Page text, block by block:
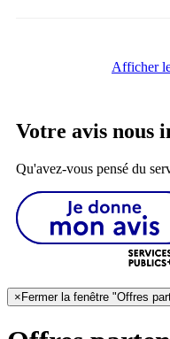
Afficher
Votre avis nous
Qu'avez-vous pensé du
×Fermer la fenêtre "Offres